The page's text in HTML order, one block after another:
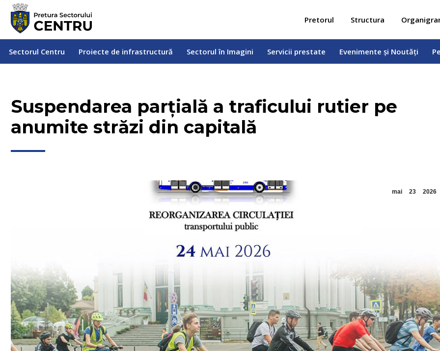
Pretorul Structura
Sectorul Centru Proiecte de infrastructură Sectorul în Imagini Servicii prestate Evenimente și Noutăți
Suspendarea parțială a traficului rutier pe
anumite străzi din capitală
mai 23 2026
Sectorul Centru Proiecte de infrastructură Servicii prestate Evenimente și Noutăți